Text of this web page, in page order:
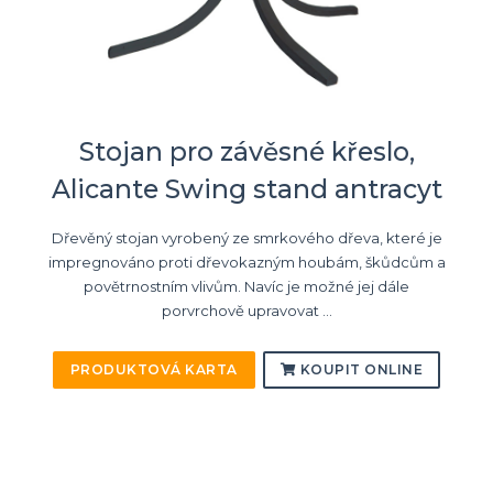
Stojan pro závěsné křeslo,
Alicante Swing stand antracyt
Dřevěný stojan vyrobený ze smrkového dřeva, které je
impregnováno proti dřevokazným houbám, škůdcům a
povětrnostním vlivům. Navíc je možné jej dále
porvrchově upravovat ...
PRODUKTOVÁ KARTA KOUPIT ONLINE